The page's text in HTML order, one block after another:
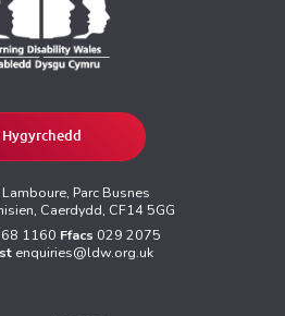
Hygyrchedd
Parc Busnes
Caerdydd, CF14 5GG
1160 Ffacs 029 2075
enquiries@ldw.org.uk